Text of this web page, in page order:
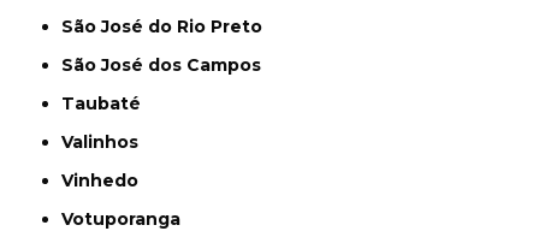
São José do Rio Preto
São José dos Campos
Taubaté
Valinhos
Vinhedo
Votuporanga